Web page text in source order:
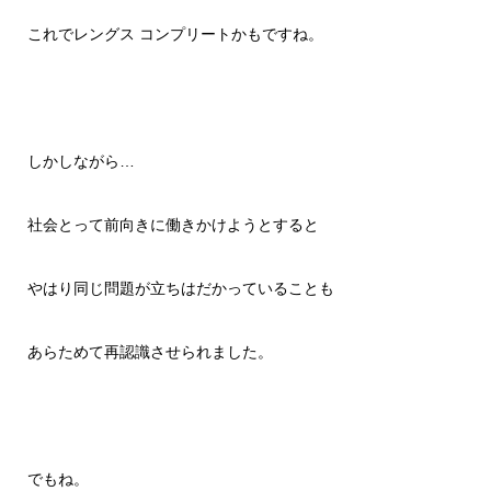
これでレングス コンプリートかもですね。
しかしながら…
社会とって前向きに働きかけようとすると
やはり同じ問題が立ちはだかっていることも
あらためて再認識させられました。
でもね。